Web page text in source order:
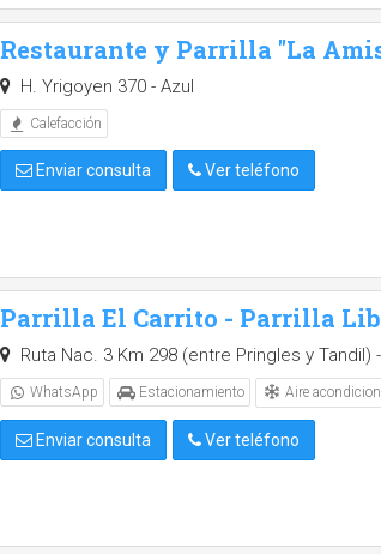
Restaurante y Parrilla "La
H. Yrigoyen 370 - Azul
Calefacción
Enviar consulta Ver teléfono
Parrilla El Carrito - Parrilla
Ruta Nac. 3 Km 298 (entre Pringles y Tandil)
WhatsApp Estacionamiento Aire
Enviar consulta Ver teléfono